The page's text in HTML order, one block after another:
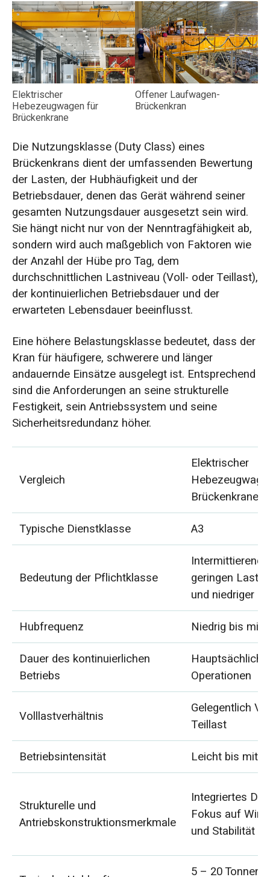
Elektrischer
Hebezeugwagen für
Brückenkrane
Offener Laufwagen-
Brückenkran
Die Nutzungsklasse (Duty Class) eines
Brückenkrans dient der umfassenden Bewertung
der Lasten, der Hubhäufigkeit und der
Betriebsdauer, denen das Gerät während seiner
gesamten Nutzungsdauer ausgesetzt sein wird.
Sie hängt nicht nur von der Nenntragfähigkeit ab,
sondern wird auch maßgeblich von Faktoren wie
der Anzahl der Hübe pro Tag, dem
durchschnittlichen Lastniveau (Voll- oder Teillast),
der kontinuierlichen Betriebsdauer und der
erwarteten Lebensdauer beeinflusst.
Eine höhere Belastungsklasse bedeutet, dass der
Kran für häufigere, schwerere und länger
andauernde Einsätze ausgelegt ist. Entsprechend
sind die Anforderungen an seine strukturelle
Festigkeit, sein Antriebssystem und seine
Sicherheitsredundanz höher.
Vergleich
Elektrischer
Brückenkrane
Typische Dienstklasse
A3
Bedeutung der Pflichtklasse
geringen
und niedriger
Hubfrequenz
Niedrig bis
Dauer des kontinuierlichen
Betriebs
Hauptsächlich
Operationen
Volllastverhältnis
Gelegentlich
Teillast
Betriebsintensität
Leicht bis mittel
Strukturelle und
Antriebskonstruktionsmerkmale
Integriertes
Fokus auf
und Stabilität
5 – 20 Tonnen